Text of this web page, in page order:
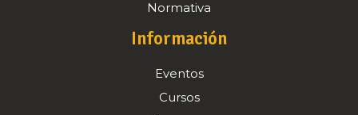
Normativa
Información
Eventos
Cursos